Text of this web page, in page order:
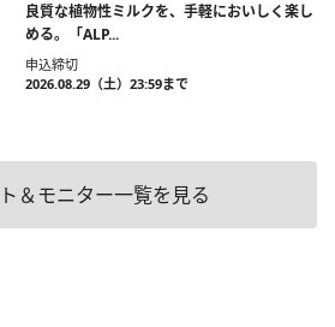
良質な植物性ミルクを、手軽においしく楽し
める。「ALP...
申込締切
2026.08.29（土）23:59まで
＆モニター一覧を見る